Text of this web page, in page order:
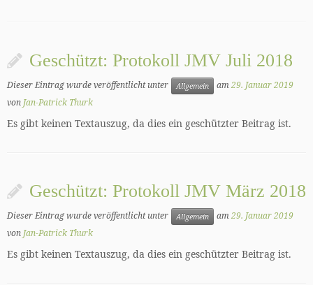
Geschützt: Protokoll JMV Juli 2018
Dieser Eintrag wurde veröffentlicht unter Allgemein am29. Januar 2019
von Jan-Patrick Thurk
Es gibt keinen Textauszug, da dies ein geschützter Beitrag ist.
Geschützt: Protokoll JMV März 2018
Dieser Eintrag wurde veröffentlicht unter Allgemein am29. Januar 2019
von Jan-Patrick Thurk
Es gibt keinen Textauszug, da dies ein geschützter Beitrag ist.